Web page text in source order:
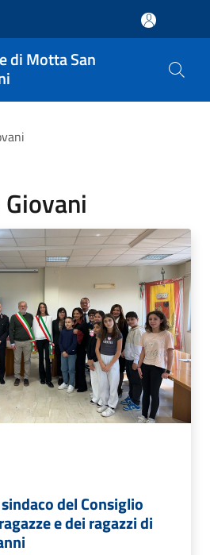
di Motta San
del Consiglio
e dei ragazzi di